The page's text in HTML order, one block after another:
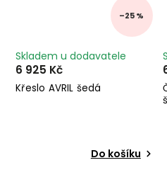
–25 %
Křeslo AVRIL šedá
Skladem u dodavatele
6 925 Kč
Do košíku